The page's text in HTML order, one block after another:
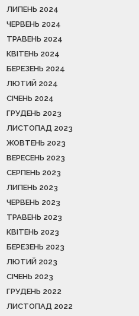
ЛИПЕНЬ 2024
ЧЕРВЕНЬ 2024
ТРАВЕНЬ 2024
КВІТЕНЬ 2024
БЕРЕЗЕНЬ 2024
ЛЮТИЙ 2024
СІЧЕНЬ 2024
ГРУДЕНЬ 2023
ЛИСТОПАД 2023
ЖОВТЕНЬ 2023
ВЕРЕСЕНЬ 2023
СЕРПЕНЬ 2023
ЛИПЕНЬ 2023
ЧЕРВЕНЬ 2023
ТРАВЕНЬ 2023
КВІТЕНЬ 2023
БЕРЕЗЕНЬ 2023
ЛЮТИЙ 2023
СІЧЕНЬ 2023
ГРУДЕНЬ 2022
ЛИСТОПАД 2022